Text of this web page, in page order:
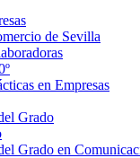
de Sevilla
en Empresas
Grado
Grado en